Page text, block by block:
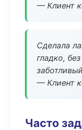
— Клиент
Сделала
гладко,
— Клиент
Часто